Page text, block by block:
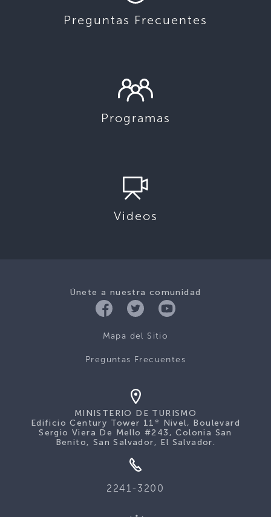
Preguntas Frecuentes
Programas
Videos
Únete a nuestra comunidad
Mapa del Sitio
Preguntas Frecuentes
MINISTERIO DE TURISMO
Edificio Century Tower 11º Nivel, Boulevard
Sergio Viera De Mello #243, Colonia San
Benito, San Salvador, El Salvador.
2241-3200